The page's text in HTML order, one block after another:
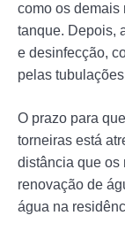
como os demais
tanque. Depois,
e desinfecção,
pelas
O prazo para
torneiras está
distância que os
renovação de
água na